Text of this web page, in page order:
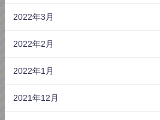
2022年3月
2022年2月
2022年1月
2021年12月